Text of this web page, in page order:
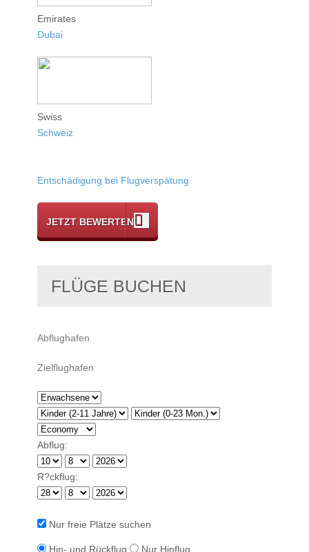
Emirates
Dubai
Swiss
Schweiz
Entschädigung bei Flugverspätung
JETZT BEWERTEN
FLÜGE BUCHEN
Abflug:
R?ckflug:
Nur freie Plätze suchen
Hin- und Rückflug Nur Hinflug